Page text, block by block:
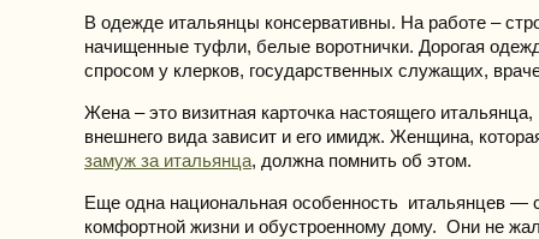
В одежде итальянцы консервативны. На работе –
начищенные туфли, белые воротнички. Дорогая
спросом у клерков, государственных служащих,
Жена – это визитная карточка настоящего итальянца,
внешнего вида зависит и его имидж. Женщина,
замуж за итальянца, должна помнить об этом.
Еще одна национальная особенность итальянцев —
комфортной жизни и обустроенному дому. Они не